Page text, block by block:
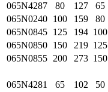
065N4287
80 127 65
065N0240 100 159 80
065N0845 125 194 100
065N0850 150 219 125
065N0855 200 273 150
065N4281
65 102 50